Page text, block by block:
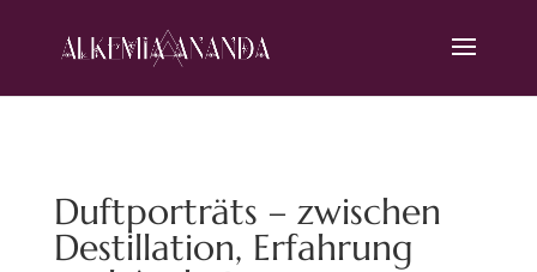
Duftporträts – zwischen
Destillation, Erfahrung